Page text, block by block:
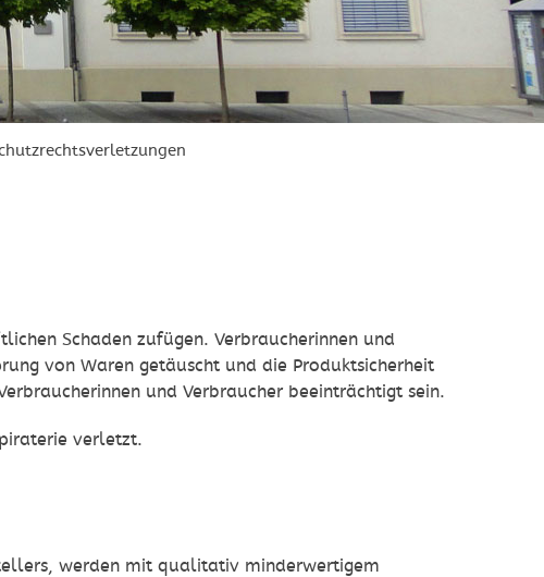
Schaden zufügen. Verbraucherinnen und
von Waren getäuscht und die Produktsicherheit
und Verbraucher beeinträchtigt sein.
verletzt.
werden mit qualitativ minderwertigem